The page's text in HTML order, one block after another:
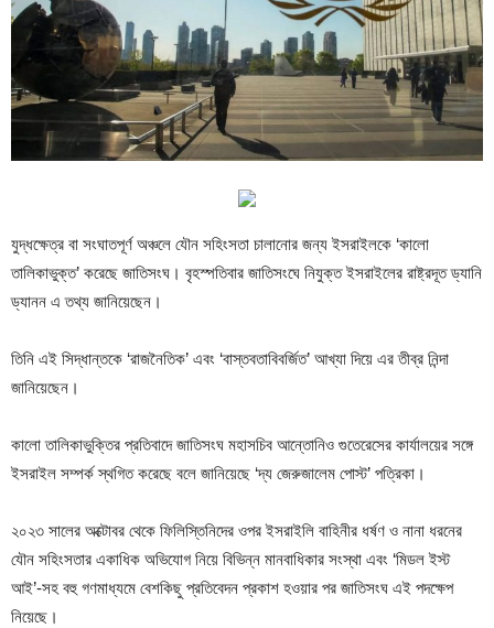
যুদ্ধক্ষেত্র বা সংঘাতপূর্ণ অঞ্চলে যৌন সহিংসতা চালানোর জন্য ইসরাইলকে ‘কালো
তালিকাভুক্ত’ করেছে জাতিসংঘ। বৃহস্পতিবার জাতিসংঘে নিযুক্ত ইসরাইলের রাষ্ট্রদূত ড্যানি
ড্যানন এ তথ্য জানিয়েছেন।
তিনি এই সিদ্ধান্তকে ‘রাজনৈতিক’ এবং ‘বাস্তবতাবিবর্জিত’ আখ্যা দিয়ে এর তীব্র নিন্দা
জানিয়েছেন।
কালো তালিকাভুক্তির প্রতিবাদে জাতিসংঘ মহাসচিব আন্তোনিও গুতেরেসের কার্যালয়ের সঙ্গে
ইসরাইল সম্পর্ক স্থগিত করেছে বলে জানিয়েছে ‘দ্য জেরুজালেম পোস্ট’ পত্রিকা।
২০২৩ সালের অক্টোবর থেকে ফিলিস্তিনিদের ওপর ইসরাইলি বাহিনীর ধর্ষণ ও নানা ধরনের
যৌন সহিংসতার একাধিক অভিযোগ নিয়ে বিভিন্ন মানবাধিকার সংস্থা এবং ‘মিডল ইস্ট
আই’-সহ বহু গণমাধ্যমে বেশকিছু প্রতিবেদন প্রকাশ হওয়ার পর জাতিসংঘ এই পদক্ষেপ
নিয়েছে।